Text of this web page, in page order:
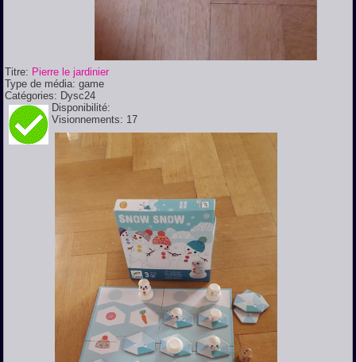
Titre: Pierre le jardinier
Type de média:game
Catégories: Dysc24
Disponibilité:
Visionnements: 17